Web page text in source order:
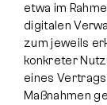
etwa im
digitalen
zum jeweils
konkreter
eines
Maßnahmen